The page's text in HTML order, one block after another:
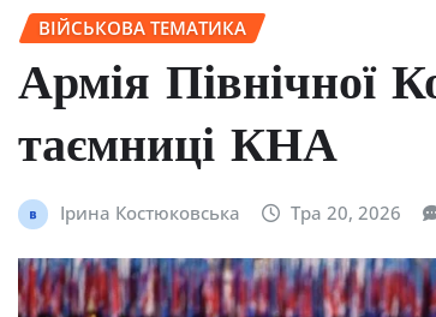
ВІЙСЬКОВА ТЕМАТИКА
Армія Північної
таємниці КНА
Ірина Костюковська Тра 20, 2026